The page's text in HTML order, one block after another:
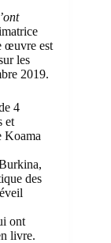
œuvre est
les
2019.
4
et
Koama
des
ont
livre.